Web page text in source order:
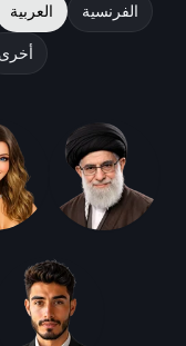
العربية الفرنسية
أخرى